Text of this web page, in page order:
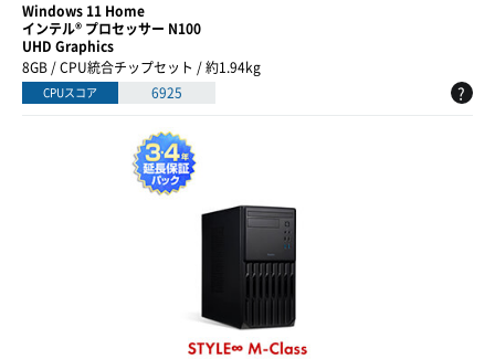
Windows 11 Home
インテル® プロセッサー N100
UHD Graphics
8GB / CPU統合チップセット / 約1.94kg
CPUスコア 6925 ?